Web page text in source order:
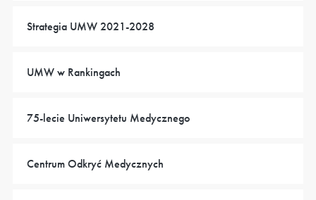
Strategia UMW 2021-2028
UMW w Rankingach
75-lecie Uniwersytetu Medycznego
Centrum Odkryć Medycznych